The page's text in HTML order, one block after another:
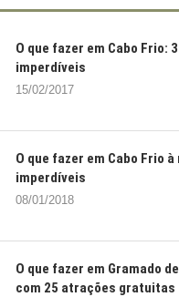
O que fazer em Cabo Frio:
imperdíveis
15/02/2017
O que fazer em Cabo Frio
imperdíveis
08/01/2018
O que fazer em Gramado
com 25 atrações gratuitas